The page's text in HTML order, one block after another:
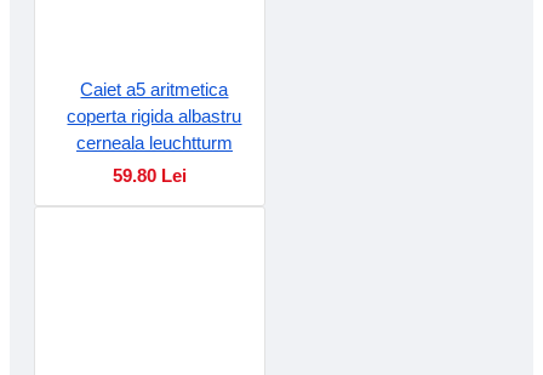
Caiet a5 aritmetica
coperta rigida albastru
cerneala leuchtturm
59.80 Lei